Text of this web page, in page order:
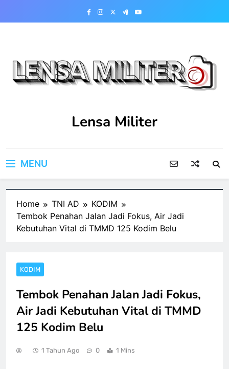
Lensa Militer
MENU
Home TNI AD
KODIM
Tembok Penahan Jalan Jadi Fokus, Air Jadi
Kebutuhan Vital di TMMD 125 Kodim Belu
KODIM
Tembok Penahan Jalan Jadi Fokus,
Air Jadi Kebutuhan Vital di TMMD
125 Kodim Belu
1 Tahun Ago 0 1 Mins